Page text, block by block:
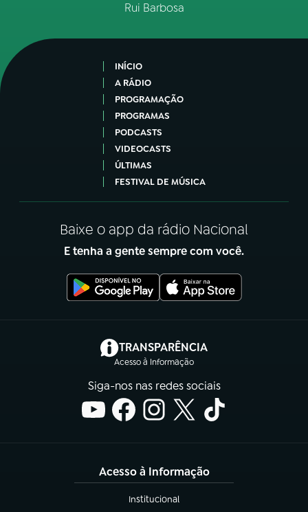
Rui Barbosa
INÍCIO
A RÁDIO
PROGRAMAÇÃO
PROGRAMAS
PODCASTS
VIDEOCASTS
ÚLTIMAS
FESTIVAL DE MÚSICA
Baixe o app da rádio Nacional
E tenha a gente sempre com você.
TRANSPARÊNCIA
Acesso à Informação
(abre em nova aba)
Siga-nos nas redes sociais
Acesso à Informação
Institucional
(abre em nova aba)